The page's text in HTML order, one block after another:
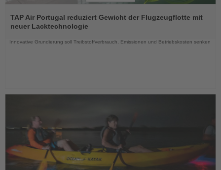
Sie
die
TAP Air Portugal reduziert Gewicht der Flugzeugflotte mit
neuer Lacktechnologie
Innovative Grundierung soll Treibstoffverbrauch, Emissionen und Betriebskosten senken